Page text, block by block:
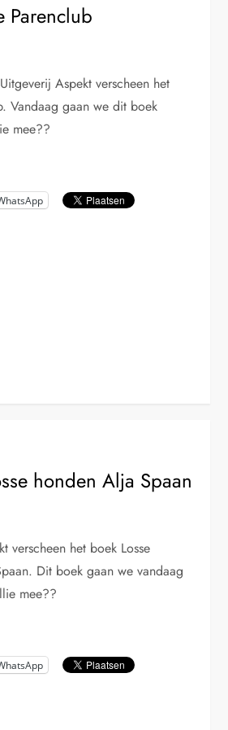
Parenclub
Aspekt verscheen het
Vandaag gaan we dit boek
mee??
honden Alja Spaan
verscheen het boek Losse
Dit boek gaan we vandaag
mee??